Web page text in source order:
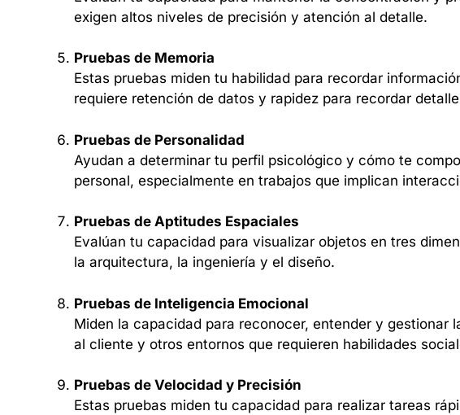
exigen altos niveles de precisión y atención al detalle.
Pruebas de Memoria
Estas pruebas miden tu habilidad para recordar
requiere retención de datos y rapidez para recordar
Pruebas de Personalidad
Ayudan a determinar tu perfil psicológico y cómo te
personal, especialmente en trabajos que implican
Pruebas de Aptitudes Espaciales
Evalúan tu capacidad para visualizar objetos en tres
la arquitectura, la ingeniería y el diseño.
Pruebas de Inteligencia Emocional
Miden la capacidad para reconocer, entender y gestionar
al cliente y otros entornos que requieren habilidades
Pruebas de Velocidad y Precisión
Estas pruebas miden tu capacidad para realizar tareas